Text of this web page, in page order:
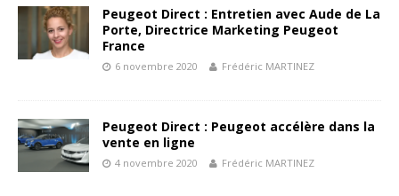
Peugeot Direct : Entretien avec Aude de La
Porte, Directrice Marketing Peugeot
France
6 novembre 2020 Frédéric MARTINEZ
Peugeot Direct : Peugeot accélère dans la
vente en ligne
4 novembre 2020 Frédéric MARTINEZ